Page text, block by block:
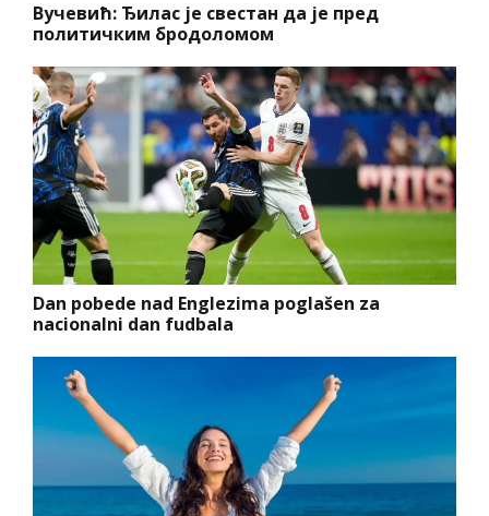
Вучевић: Ђилас је свестан да је пред
политичким бродоломом
Dan pobede nad Englezima poglašen za
nacionalni dan fudbala